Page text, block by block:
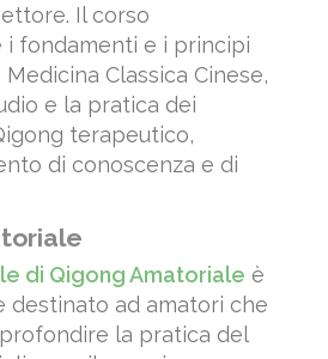
Il corso
fondamenti e i principi
Classica Cinese,
e la pratica dei
terapeutico,
di conoscenza e di
di Qigong Amatoriale è
destinato ad amatori che
la pratica del